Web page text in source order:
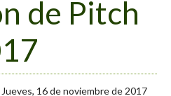
de Pitch
Jueves, 16 de noviembre de 2017